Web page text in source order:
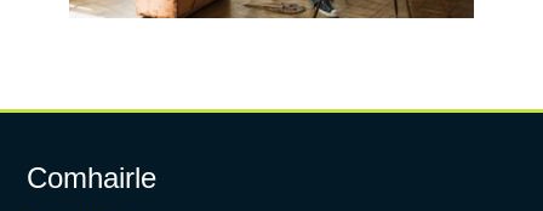
Comhairle